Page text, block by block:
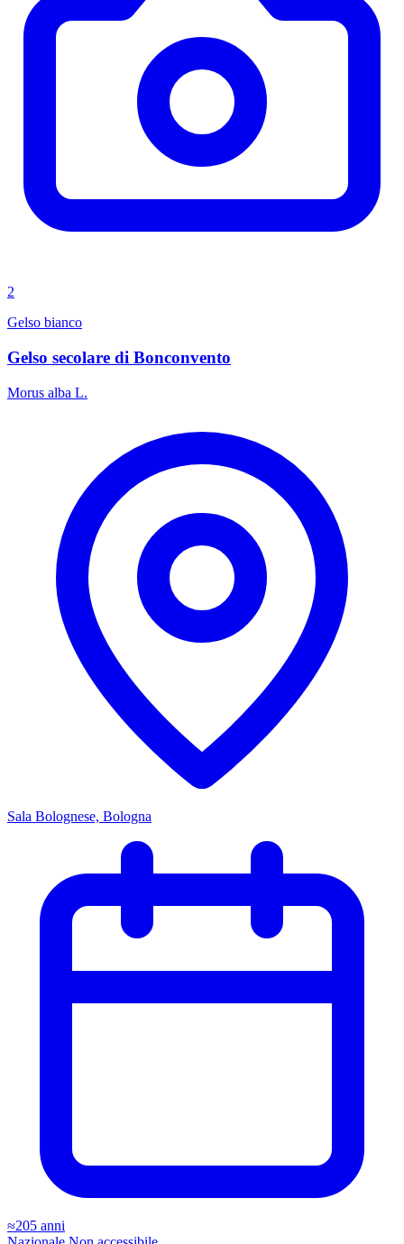
2
Gelso bianco
Gelso secolare di Bonconvento
Morus alba L.
Sala Bolognese, Bologna
≈205 anni